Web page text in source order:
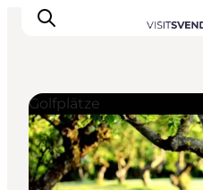
Veranstaltungen
Essen und Trinken
Golfplätze